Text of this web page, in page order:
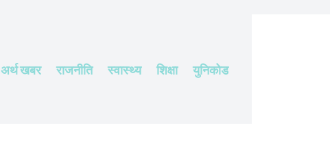
अर्थ खबर राजनीति स्वास्थ्य शिक्षा युनिकोड